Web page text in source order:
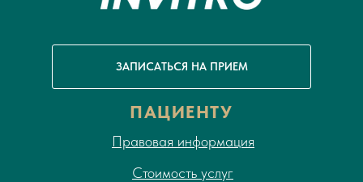
ПАЦИЕНТУ
Правовая информация
Стоимость услуг
ЗАПИСАТЬСЯ НА ПРИЕМ